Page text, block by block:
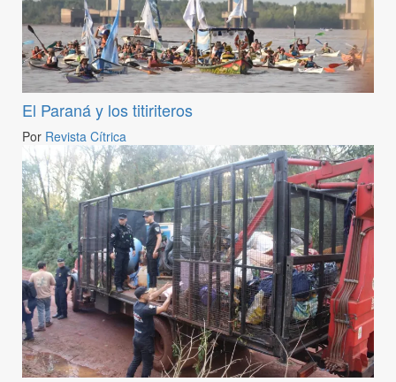
El Paraná y los titiriteros
Por Revista Cítrica